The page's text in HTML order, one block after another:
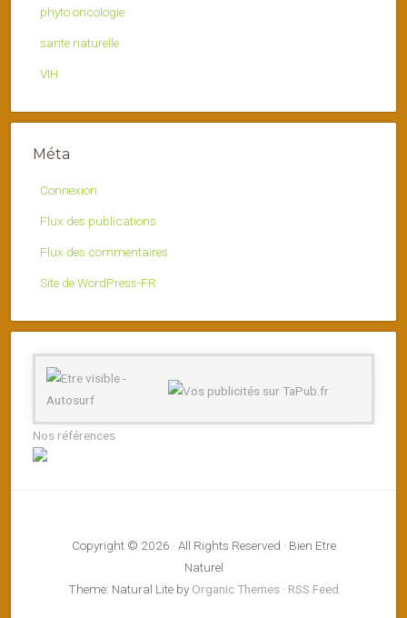
phyto oncologie
sante naturelle
VIH
Méta
Connexion
Flux des publications
Flux des commentaires
Site de WordPress-FR
Nos références
Copyright © 2026 · All Rights Reserved · Bien Etre
Naturel
Theme: Natural Lite by Organic Themes · RSS Feed